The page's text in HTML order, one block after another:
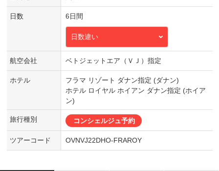
日数 6日間
日数違い
航空会社 ベトジェットエア（ＶＪ）指定
ホテル
フラマ リゾート ダナン指定 (ダナン)
ホテル ロイヤル ホイアン ダナン指定 (ホイア
ン)
旅行種別 コンシェルジュ予約
ツアーコード OVNVJ22DHO-FRAROY